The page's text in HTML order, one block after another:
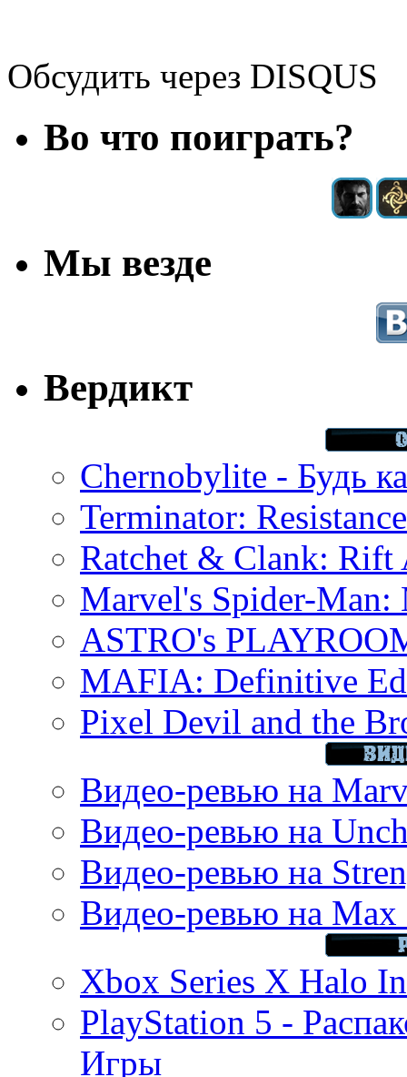
Обсудить через DISQUS
Во что поиграть?
Мы везде
Вердикт
Chernobylite - Будь
Terminator:
Ratchet & Clank: Rift
Marvel's Spider-Man:
ASTRO's
MAFIA: Definitive
Pixel Devil and the
Видео-ревью на
Видео-ревью на
Видео-ревью на
Видео-ревью на Max
Xbox Series X Halo
PlayStation 5 -
Игры